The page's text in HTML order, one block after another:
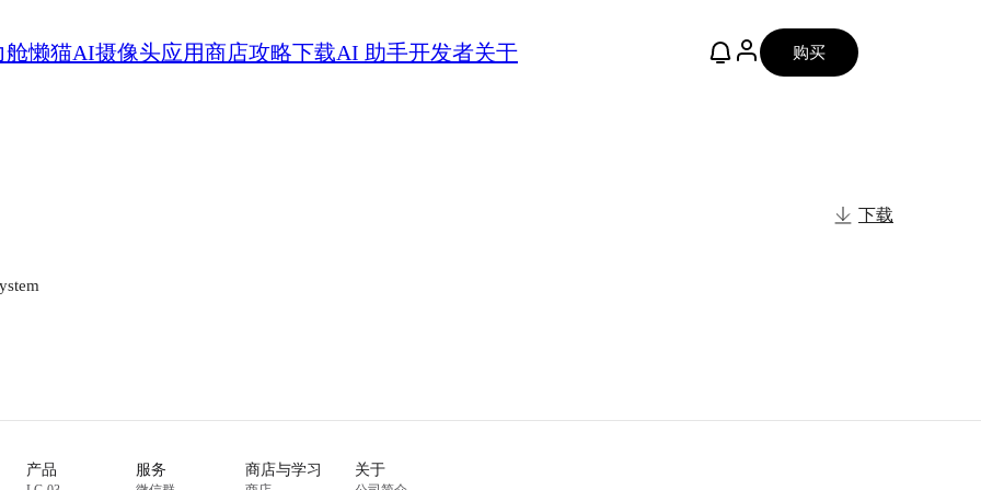
舱懒猫AI摄像头应用商店攻略下载AI 助手开发者关于 购买
下载
产品 服务 商店与学习 关于